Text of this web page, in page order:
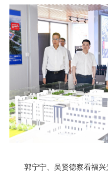
郭宁宁、吴贤德察看福兴